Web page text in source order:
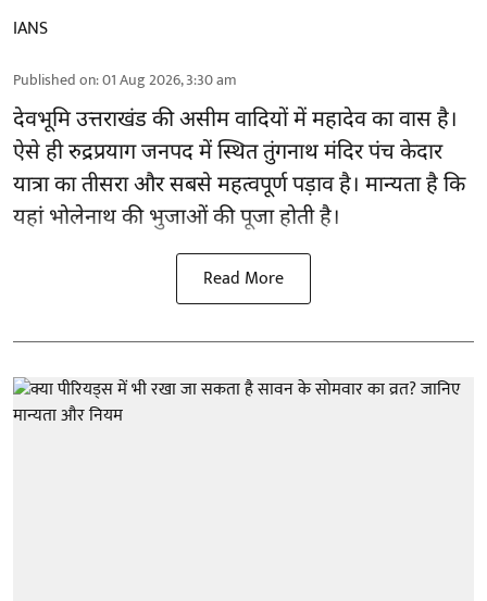
IANS
Published on:01 Aug 2026, 3:30 am
देवभूमि उत्तराखंड की असीम वादियों में महादेव का वास है।
ऐसे ही रुद्रप्रयाग जनपद में स्थित तुंगनाथ मंदिर पंच केदार
यात्रा का तीसरा और सबसे महत्वपूर्ण पड़ाव है। मान्यता है कि
यहां भोलेनाथ की भुजाओं की पूजा होती है।
Read More